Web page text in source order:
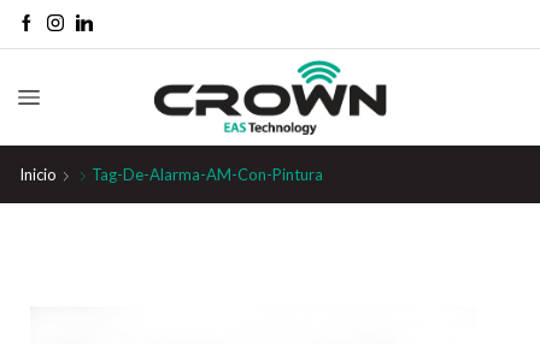
Inicio Tag-De-Alarma-AM-Con-Pintura